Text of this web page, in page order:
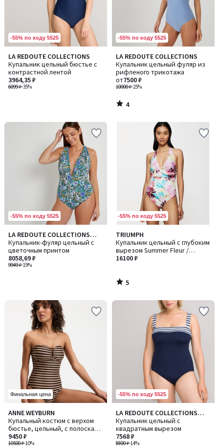
-55% по коду 5525
LA REDOUTE COLLECTIONS
Купальник цельный бюстье с
контрастной лентой
6099 ₽-35%
3964,35 ₽
-55% по коду 5525
LA REDOUTE COLLECTIONS
Купальник цельный фуляр из
рифленого трикотажа
10000 ₽-25%
от7500 ₽
4
/
5
4
/
-55% по коду 5525
LA REDOUTE COLLECTIONS
PLUS
Купальник-фуляр цельный с
цветочным принтом
9949 ₽-19%
8058,69 ₽
-55% по коду 5525
TRIUMPH
Купальник цельный с глубоким
вырезом Summer Fleur /
Саммер Флер
16100 ₽
5
/
5
5
/
Финальная цена
ANNE WEYBURN
Купальный костюм с верхом
бюстье, цельный, с полосками
из металлизированной нити
10500 ₽-10%
9450 ₽
3,6
/ 5
-55% по коду 5525
LA REDOUTE COLLECTIONS
PLUS
Купальник цельный с
квадратным вырезом
8800 ₽-14%
7568 ₽
3,9
/ 5